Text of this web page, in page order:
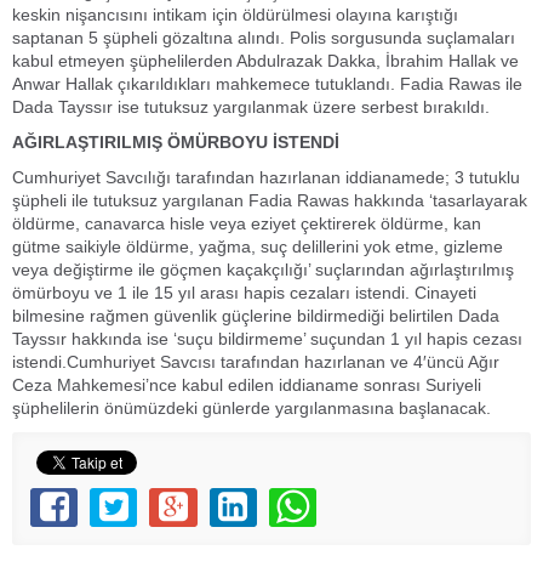
keskin nişancısını intikam için öldürülmesi olayına karıştığı
saptanan 5 şüpheli gözaltına alındı. Polis sorgusunda suçlamaları
kabul etmeyen şüphelilerden Abdulrazak Dakka, İbrahim Hallak ve
Anwar Hallak çıkarıldıkları mahkemece tutuklandı. Fadia Rawas ile
Dada Tayssır ise tutuksuz yargılanmak üzere serbest bırakıldı.
AĞIRLAŞTIRILMIŞ ÖMÜRBOYU İSTENDİ
Cumhuriyet Savcılığı tarafından hazırlanan iddianamede; 3 tutuklu
şüpheli ile tutuksuz yargılanan Fadia Rawas hakkında ‘tasarlayarak
öldürme, canavarca hisle veya eziyet çektirerek öldürme, kan
gütme saikiyle öldürme, yağma, suç delillerini yok etme, gizleme
veya değiştirme ile göçmen kaçakçılığı’ suçlarından ağırlaştırılmış
ömürboyu ve 1 ile 15 yıl arası hapis cezaları istendi. Cinayeti
bilmesine rağmen güvenlik güçlerine bildirmediği belirtilen Dada
Tayssır hakkında ise ‘suçu bildirmeme’ suçundan 1 yıl hapis cezası
istendi.Cumhuriyet Savcısı tarafından hazırlanan ve 4′üncü Ağır
Ceza Mahkemesi’nce kabul edilen iddianame sonrası Suriyeli
şüphelilerin önümüzdeki günlerde yargılanmasına başlanacak.